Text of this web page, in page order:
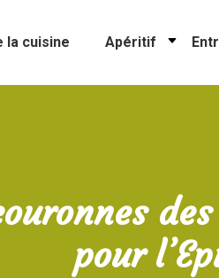
la cuisine Apéritif
pour